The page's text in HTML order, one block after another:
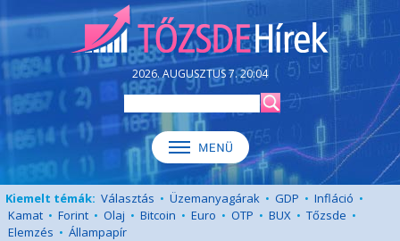
2026. AUGUSZTUS 7. 20:04
Kiemelt témák: Választás • Üzemanyagárak • GDP • Infláció •
Kamat • Forint • Olaj • Bitcoin • Euro • OTP • BUX • Tőzsde •
Elemzés • Állampapír